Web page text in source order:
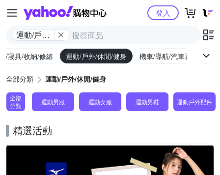
Yahoo購物中心
運動/戶外/
登入
/寢具/收納/修繕 運動/戶外/休閒/健身 機車/導航/汽車百貨
全部分類 運動/戶外/休閒/健身
全部
分類
運動男服 運動女服 運動男鞋 運動戶外配件
精選活動